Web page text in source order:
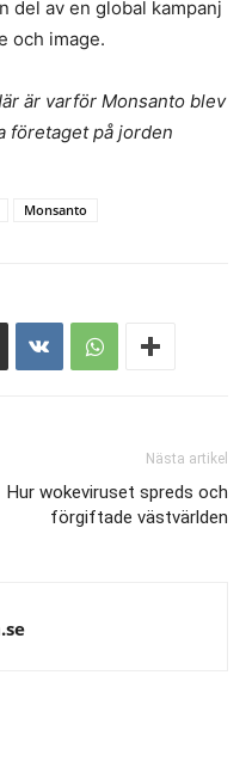
del av en global kampanj
och image.
är varför Monsanto blev
företaget på jorden
Monsanto
Nästa artikel
Hur wokeviruset spreds och
förgiftade västvärlden